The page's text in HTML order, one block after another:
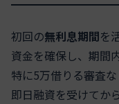
初回の無利息期間を
資金を確保し、期間
特に5万借りる審査
即日融資を受けてか